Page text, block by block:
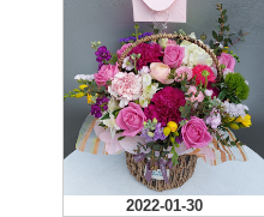
2022-01-30